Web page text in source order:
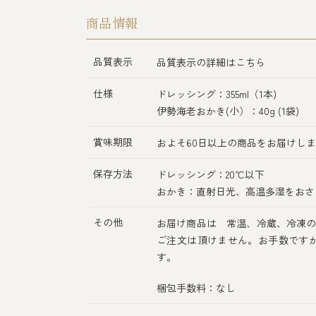
商品情報
品質表示 品質表示の詳細はこちら
仕様
ドレッシング：355ml（1本)
伊勢海老おかき(小）：40g (1袋)
賞味期限 およそ60日以上の商品をお届けし
保存方法
ドレッシング：20℃以下
おかき：直射日光、高温多湿をお
その他
お届け商品は 常温、冷蔵、冷凍
ご注文は頂けません。お手数です
す。
梱包手数料：なし